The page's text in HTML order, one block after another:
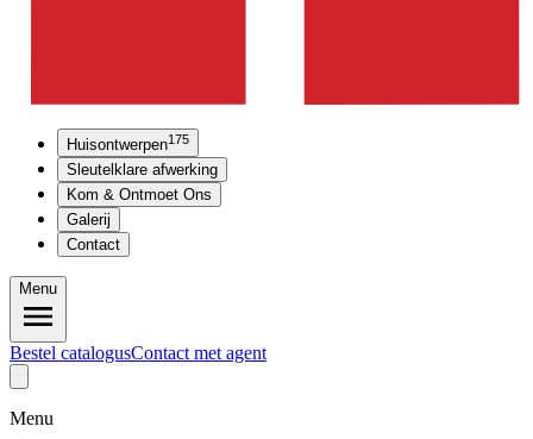
Huisontwerpen175
Sleutelklare afwerking
Kom & Ontmoet Ons
Galerij
Contact
Menu
Bestel catalogusContact met agent
Menu